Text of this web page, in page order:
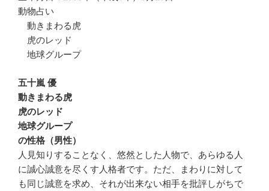
動物占い
動きまわる虎
虎のレッド
地球グループ
五十嵐 優
動きまわる虎
虎のレッド
地球グループ
の性格（男性）
人見知りすることなく、悠然とした人物で、あらゆる人
に誠心誠意を尽くす人格者です。ただ、まわりに対して
も同じ誠意を求め、それが出来ない相手を批評しがちで